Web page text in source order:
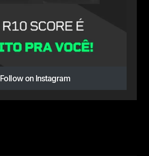
Follow on Instagram